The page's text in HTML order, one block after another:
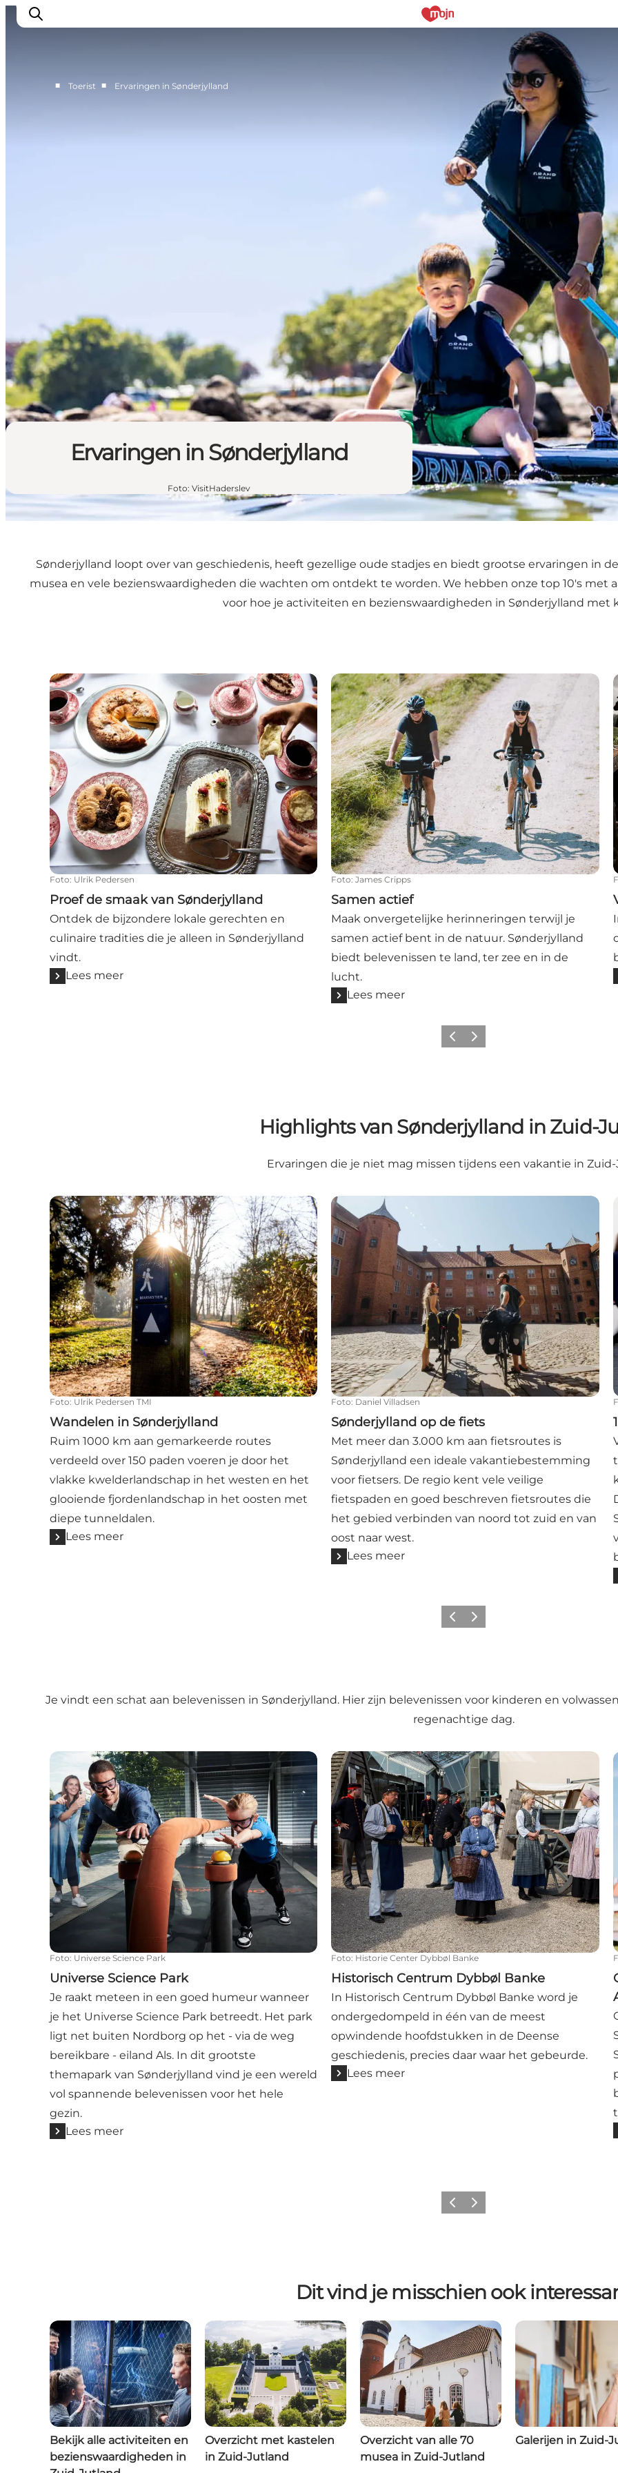
■ Toerist ■ Ervaringen in Sønderjylland
Ervaringen in Sønderjylland
Foto: VisitHaderslev
Sønderjylland loopt over van geschiedenis, heeft gezellige oude stadjes en biedt grootse ervaringen in
musea en vele bezienswaardigheden die wachten om ontdekt te worden. We hebben onze top 10's met
voor hoe je activiteiten en bezienswaardigheden in Sønderjylland met
Proef de smaak van Sønderjylland
Foto: Ulrik Pedersen
Proef de smaak van Sønderjylland
Ontdek de bijzondere lokale gerechten en
culinaire tradities die je alleen in Sønderjylland
vindt.
Lees meer
Samen actief
Foto: James Cripps
Samen actief
Maak onvergetelijke herinneringen terwijl je
samen actief bent in de natuur. Sønderjylland
biedt belevenissen te land, ter zee en in de
lucht.
Lees meer
Vorige Volgende
Highlights van Sønderjylland in Zuid-
Ervaringen die je niet mag missen tijdens een vakantie in
Wandelen in Sønderjylland
Foto: Ulrik Pedersen TMI
Wandelen in Sønderjylland
Ruim 1000 km aan gemarkeerde routes
verdeeld over 150 paden voeren je door het
vlakke kwelderlandschap in het westen en het
glooiende fjordenlandschap in het oosten met
diepe tunneldalen.
Lees meer
Sønderjylland op de fiets
Foto: Daniel Villadsen
Sønderjylland op de fiets
Met meer dan 3.000 km aan fietsroutes is
Sønderjylland een ideale vakantiebestemming
voor fietsers. De regio kent vele veilige
fietspaden en goed beschreven fietsroutes die
het gebied verbinden van noord tot zuid en van
oost naar west.
Lees meer
Vorige Volgende
Je vindt een schat aan belevenissen in Sønderjylland. Hier zijn belevenissen voor kinderen en
regenachtige dag.
Universe Science Park
Foto: Universe Science Park
Universe Science Park
Je raakt meteen in een goed humeur wanneer
je het Universe Science Park betreedt. Het park
ligt net buiten Nordborg op het - via de weg
bereikbare - eiland Als. In dit grootste
themapark van Sønderjylland vind je een wereld
vol spannende belevenissen voor het hele
gezin.
Lees meer
Historisch Centrum Dybbøl Banke
Foto: Historie Center Dybbøl Banke
Historisch Centrum Dybbøl Banke
In Historisch Centrum Dybbøl Banke word je
ondergedompeld in één van de meest
opwindende hoofdstukken in de Deense
geschiedenis, precies daar waar het gebeurde.
Lees meer
Vorige Volgende
Dit vind je misschien ook
Bekijk alle activiteiten en
bezienswaardigheden in
Overzicht met kastelen
in Zuid-Jutland
Overzicht van alle 70
musea in Zuid-Jutland
Galerijen in Zuid-